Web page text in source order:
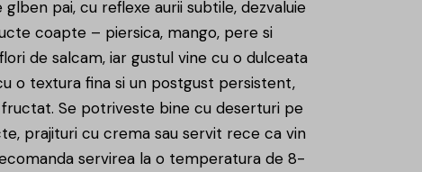
glben pai, cu reflexe aurii subtile, dezvaluie
coapte – piersica, mango, pere si
de salcam, iar gustul vine cu o dulceata
o textura fina si un postgust persistent,
Se potriveste bine cu deserturi pe
prajituri cu crema sau servit rece ca vin
servirea la o temperatura de 8-